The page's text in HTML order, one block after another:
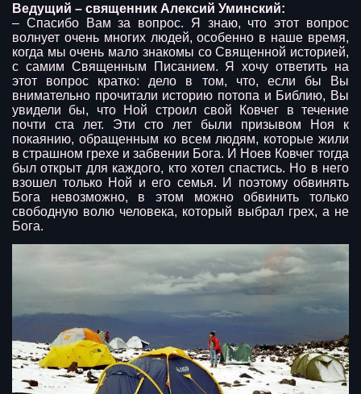
Ведущий – священник Алексий Уминский:
– Спасибо Вам за вопрос. Я знаю, что этот вопрос
волнует очень многих людей, особенно в наше время,
когда мы очень мало знакомы со Священной историей,
с самим Священным Писанием. Я хочу ответить на
этот вопрос кратко: дело в том, что, если бы Вы
внимательно прочитали историю потопа и Библию, Вы
увидели бы, что Ной строил свой Ковчег в течение
почти ста лет. Эти сто лет были призывом Ноя к
покаянию, обращенным ко всем людям, которые жили
в страшном грехе и забвении Бога. И Ноев Ковчег тогда
был открыт для каждого, кто хотел спастись. Но в него
взошел только Ной и его семья. И поэтому обвинять
Бога невозможно, в этом можно обвинить только
свободную волю человека, который выбрал грех, а не
Бога.